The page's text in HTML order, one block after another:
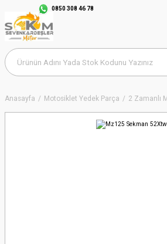
Anasayfa Motosiklet Yedek Parça 2 Zamanlı
0850 308 46 78